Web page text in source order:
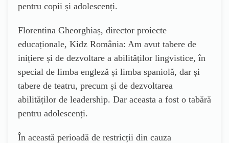
pentru copii și adolescenți.
Florentina Gheorghiaș, director proiecte
educaționale, Kidz România: Am avut tabere de
inițiere și de dezvoltare a abilităților lingvistice, în
special de limba engleză și limba spaniolă, dar și
tabere de teatru, precum și de dezvoltarea
abilităților de leadership. Dar aceasta a fost o tabără
pentru adolescenți.
În această perioadă de restricții din cauza